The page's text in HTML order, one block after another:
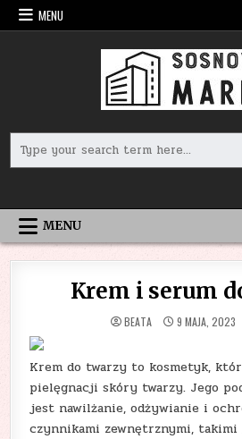
Skip
to
MENU
for:
MENU
Krem i serum
BEATA 9 MAJA, 2023
Krem do twarzy to kosmetyk,
pielęgnacji skóry twarzy. Jego
jest nawilżanie, odżywianie i
czynnikami zewnętrznymi, takimi